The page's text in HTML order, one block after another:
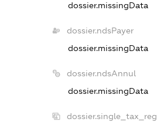
dossier.missingData
dossier.ndsPayer
dossier.missingData
dossier.ndsAnnul
dossier.missingData
dossier.single_tax_reg